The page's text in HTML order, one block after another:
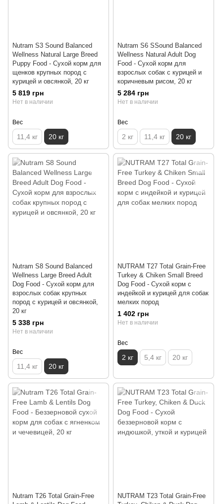
Nutram S3 Sound Balanced
Wellness Natural Large Breed
Puppy Food - Сухой корм для
щенков крупных пород с
курицей и овсянкой, 20 кг
5 819 грн
Нет в наличии
Вес
11,4 кг 20 кг
Nutram S6 SSound Balanced
Wellness Natural Adult Dog
Food - Сухой корм для
взрослых собак с курицей и
коричневым рисом, 20 кг
5 284 грн
Нет в наличии
Вес
2 кг 11,4 кг 20 кг
Nutram S8 Sound Balanced
Wellness Large Breed Adult
Dog Food - Сухой корм для
взрослых собак крупных
пород с курицей и овсянкой,
20 кг
5 338 грн
Нет в наличии
Вес
11,4 кг 20 кг
NUTRAM T27 Total Grain-Free
Turkey & Chiken Small Breed
Dog Food - Сухой корм с
индейкой и курицей для собак
мелких пород
1 402 грн
Нет в наличии
Вес
2 кг 5,4 кг 20 кг
Nutram T26 Total Grain-Free
NUTRAM T23 Total Grain-Free